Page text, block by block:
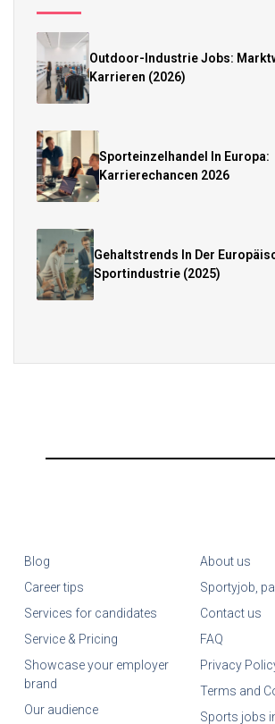
Outdoor-Industrie Jobs:
Karrieren (2026)
Sporteinzelhandel In Europa:
Karrierechancen 2026
Gehaltstrends In Der
Sportindustrie (2025)
Blog
Career tips
Services for candidates
Service & Pricing
Showcase your employer
brand
Our audience
About us
Sportyjob,
Contact us
FAQ
Privacy
Terms and
Sports jobs